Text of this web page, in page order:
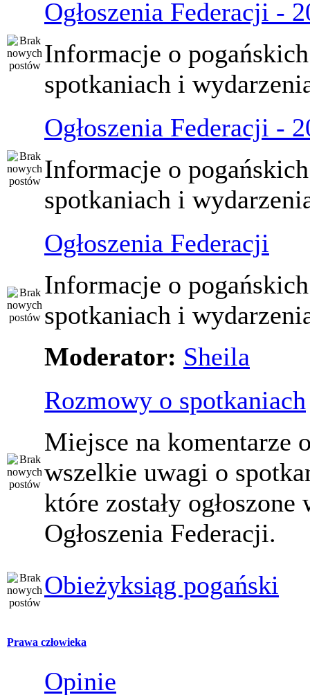
Ogłoszenia Federacji -
Informacje o pogańskich
spotkaniach i
Ogłoszenia Federacji -
Informacje o pogańskich
spotkaniach i
Ogłoszenia Federacji
Informacje o pogańskich
spotkaniach i
Moderator: Sheila
Rozmowy o spotkaniach
Miejsce na komentarze
wszelkie uwagi o
które zostały ogłoszone
Ogłoszenia Federacji.
Obieżyksiąg pogański
Prawa człowieka
Opinie